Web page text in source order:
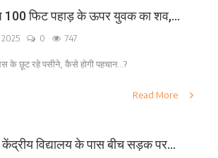
100 फिट पहाड़ के ऊपर युवक का शव,...
2025 0 747
के छूट रहे पसीने, कैसे होगी पहचान...?
Read More
विद्यालय के पास बीच सड़क पर...